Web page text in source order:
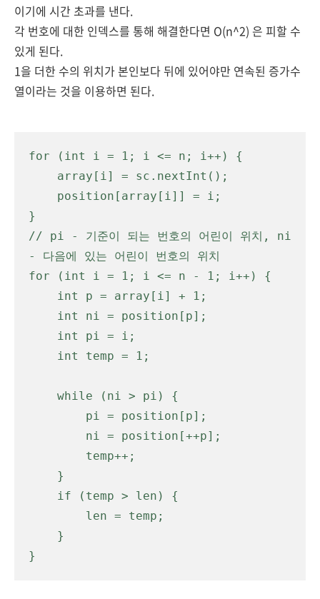
이기에 시간 초과를 낸다.
각 번호에 대한 인덱스를 통해 해결한다면 O(n^2) 은 피할 수
있게 된다.
1을 더한 수의 위치가 본인보다 뒤에 있어야만 연속된 증가수
열이라는 것을 이용하면 된다.
for (int i = 1; i <= n; i++) {
}
// pi - 기준이 되는 번호의 어린이 위치, ni
- 다음에 있는 어린이 번호의 위치
for (int i = 1; i <= n - 1; i++) {
}